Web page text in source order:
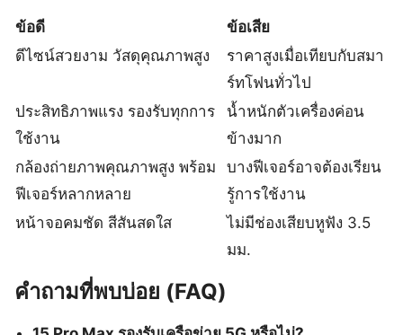
ข้อดี
ข้อเสีย
ดีไซน์สวยงาม วัสดุคุณภาพสูง
ราคาสูงเมื่อเทียบกับสมา
ร์ทโฟนทั่วไป
ประสิทธิภาพแรง รองรับทุกการ
ใช้งาน
น้ำหนักตัวเครื่องค่อน
ข้างมาก
กล้องถ่ายภาพคุณภาพสูง พร้อม
ฟีเจอร์หลากหลาย
บางฟีเจอร์อาจต้องเรียน
รู้การใช้งาน
หน้าจอคมชัด สีสันสดใส
ไม่มีช่องเสียบหูฟัง 3.5
มม.
คำถามที่พบบ่อย (FAQ)